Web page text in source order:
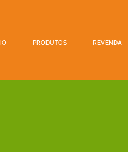
PRODUTOS REVENDA